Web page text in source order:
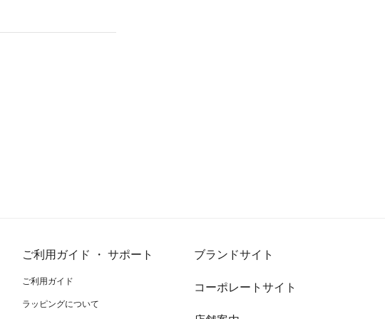
ご利用ガイド ・ サポート
ご利用ガイド
ラッピングについて
ブランドサイト
コーポレートサイト